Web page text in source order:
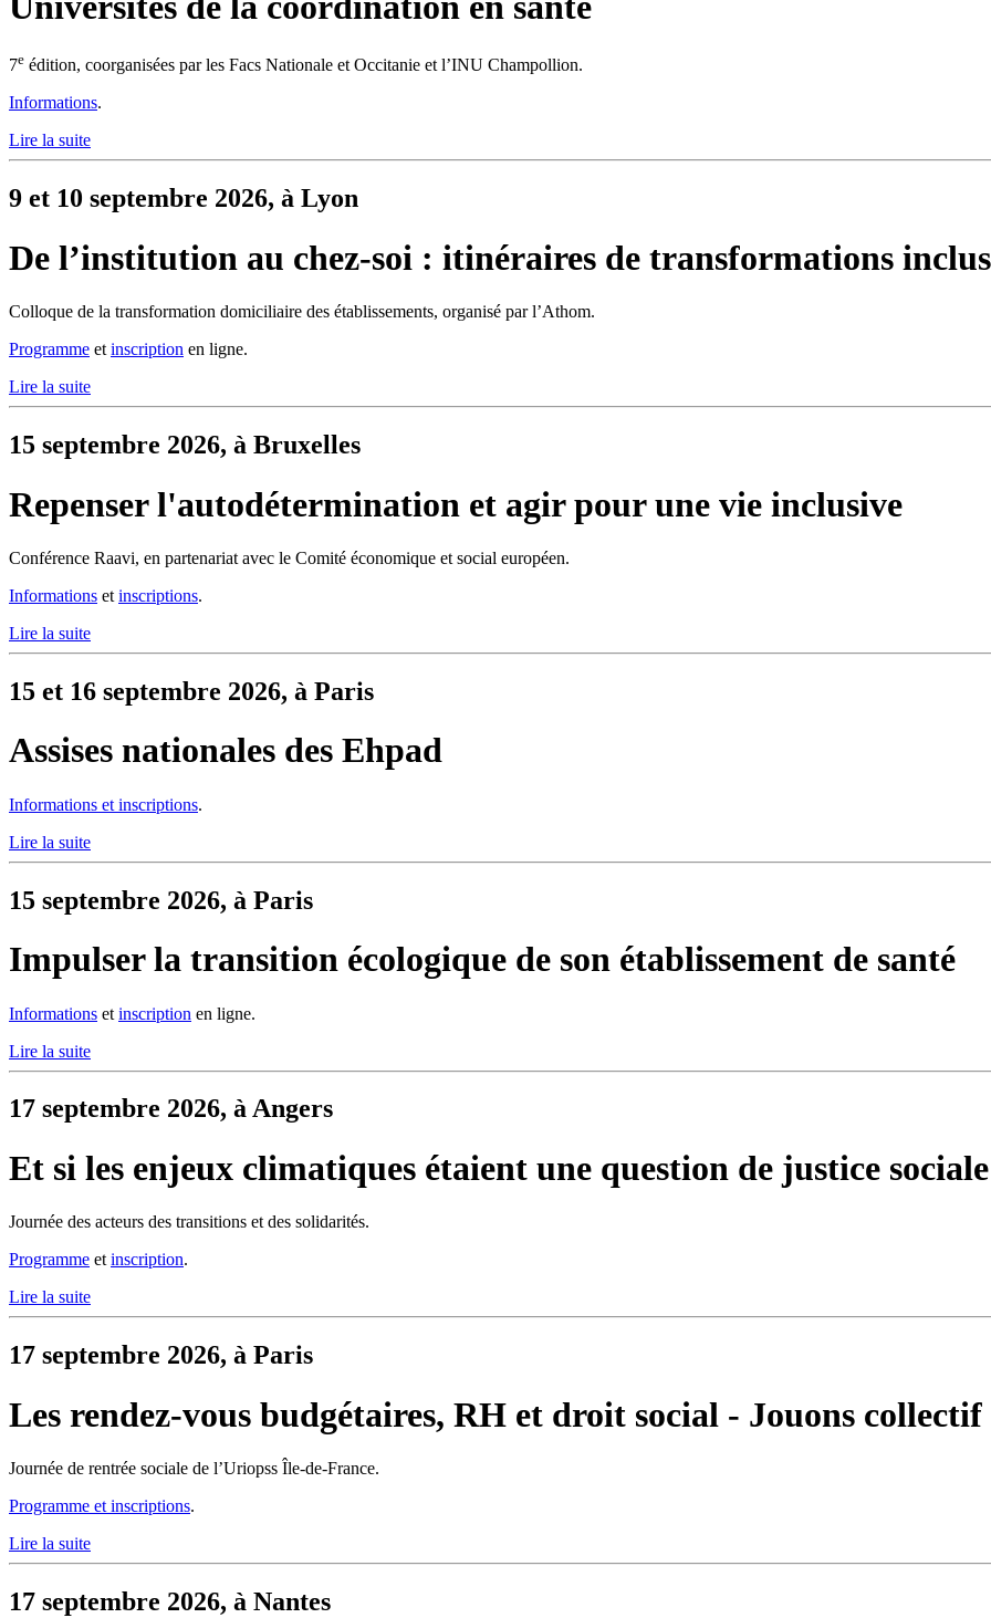
7e édition, coorganisées par les Facs Nationale et Occitanie et l’INU Champollion.
Informations.
Lire la suite
9 et 10 septembre 2026, à Lyon
De l’institution au chez-soi : itinéraires de transformations
Colloque de la transformation domiciliaire des établissements, organisé par l’Athom.
Programme et inscription en ligne.
Lire la suite
15 septembre 2026, à Bruxelles
Repenser l'autodétermination et agir pour une vie inclusive
Conférence Raavi, en partenariat avec le Comité économique et social européen.
Informations et inscriptions.
Lire la suite
15 et 16 septembre 2026, à Paris
Assises nationales des Ehpad
Informations et inscriptions.
Lire la suite
15 septembre 2026, à Paris
Impulser la transition écologique de son établissement de santé
Informations et inscription en ligne.
Lire la suite
17 septembre 2026, à Angers
Et si les enjeux climatiques étaient une question de justice
Journée des acteurs des transitions et des solidarités.
Programme et inscription.
Lire la suite
17 septembre 2026, à Paris
Les rendez-vous budgétaires, RH et droit social - Jouons collectif
Journée de rentrée sociale de l’Uriopss Île-de-France.
Programme et inscriptions.
Lire la suite
17 septembre 2026, à Nantes